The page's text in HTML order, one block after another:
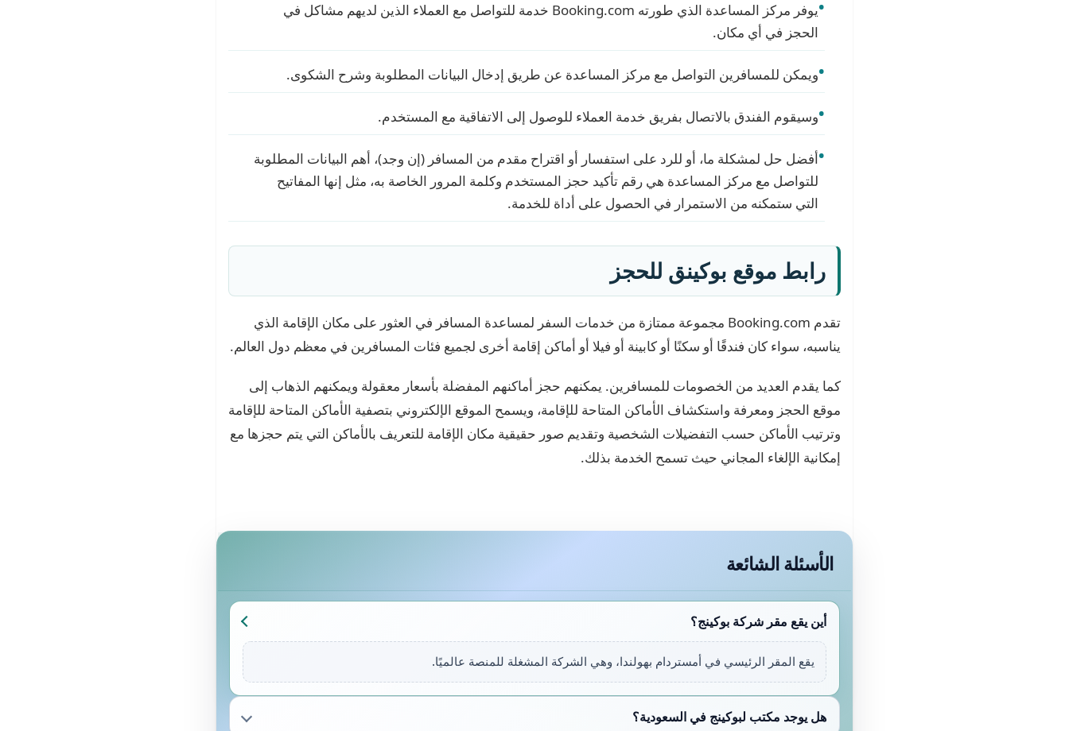
يوفر مركز المساعدة الذي طورته Booking.com خدمة للتواصل مع العملاء الذين لديهم مشاكل في
الحجز في أي مكان.
ويمكن للمسافرين التواصل مع مركز المساعدة عن طريق إدخال البيانات المطلوبة وشرح الشكوى.
وسيقوم الفندق بالاتصال بفريق خدمة العملاء للوصول إلى الاتفاقية مع المستخدم.
أفضل حل لمشكلة ما، أو للرد على استفسار أو اقتراح مقدم من المسافر (إن وجد)، أهم البيانات المطلوبة
للتواصل مع مركز المساعدة هي رقم تأكيد حجز المستخدم وكلمة المرور الخاصة به، مثل إنها المفاتيح
التي ستمكنه من الاستمرار في الحصول على أداة للخدمة.
رابط موقع بوكينق للحجز
تقدم Booking.com مجموعة ممتازة من خدمات السفر لمساعدة المسافر في العثور على مكان الإقامة الذي
يناسبه، سواء كان فندقًا أو سكنًا أو كابينة أو فيلا أو أماكن إقامة أخرى لجميع فئات المسافرين في معظم دول العالم.
كما يقدم العديد من الخصومات للمسافرين. يمكنهم حجز أماكنهم المفضلة بأسعار معقولة ويمكنهم الذهاب إلى
موقع الحجز ومعرفة واستكشاف الأماكن المتاحة للإقامة، ويسمح الموقع الإلكتروني بتصفية الأماكن المتاحة للإقامة
وترتيب الأماكن حسب التفضيلات الشخصية وتقديم صور حقيقية مكان الإقامة للتعريف بالأماكن التي يتم حجزها مع
إمكانية الإلغاء المجاني حيث تسمح الخدمة بذلك.
الأسئلة الشائعة
أين يقع مقر شركة بوكينج؟
يقع المقر الرئيسي في أمستردام بهولندا، وهي الشركة المشغلة للمنصة عالميًا.
هل يوجد مكتب لبوكينج في السعودية؟